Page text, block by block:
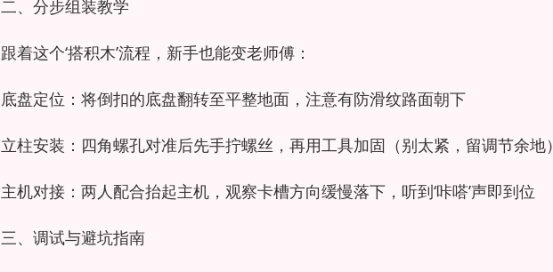
二、分步组装教学
跟着这个‘搭积木’流程，新手也能变老师傅：
底盘定位：将倒扣的底盘翻转至平整地面，注意有防滑纹路面朝下
立柱安装：四角螺孔对准后先手拧螺丝，再用工具加固（别太紧，留调节余地）
主机对接：两人配合抬起主机，观察卡槽方向缓慢落下，听到‘咔嗒’声即到位
三、调试与避坑指南